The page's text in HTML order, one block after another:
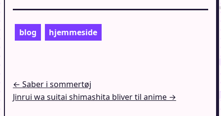
blog hjemmeside
Indlægsnavigation
← Saber i sommertøj
Jinrui wa suitai shimashita bliver til anime →